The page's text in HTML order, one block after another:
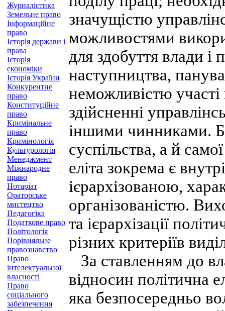
Журналістика
Земельне право
Інформаційне
право
Історія держави і
права
Історія
економіки
Історія України
Конкурентне
право
Конституційне
право
Кримінальне
право
Кримінологія
Культурологія
Менеджмент
Міжнародне
право
Нотаріат
Ораторське
мистецтво
Педагогіка
Податкове право
Політологія
Порівняльне
правознавство
Право
інтелектуальної
власності
Право
соціального
забезпечення
значущістю
можливостями
для здобуття влади і
наступництва,
неможливістю
здійсненні
іншими чинниками.
суспільства, а й
еліта зокрема є
ієрархізованою,
організованістю.
та ієрархізації
різних критеріїв
За ставленням до
відносин політична
яка безпосередньо